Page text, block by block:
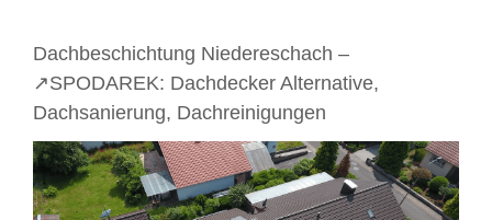
Dachbeschichtung Niedereschach –
↗️SPODAREK: Dachdecker Alternative,
Dachsanierung, Dachreinigungen